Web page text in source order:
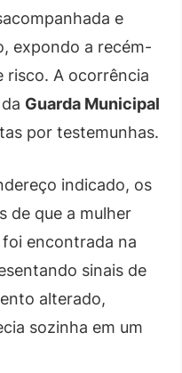
e
expondo a recém-
risco. A ocorrência
Guarda Municipal
por testemunhas.
indicado, os
de que a mulher
encontrada na
sinais de
alterado,
sozinha em um